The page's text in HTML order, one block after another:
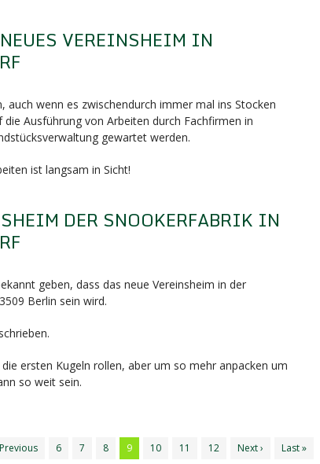
VEREINSHEIM IN
auch wenn es zwischendurch immer mal ins Stocken
Ausführung von Arbeiten durch Fachfirmen in
gewartet werden.
ist langsam in Sicht!
DER SNOOKERFABRIK IN
geben, dass das neue Vereinsheim in der
Berlin sein wird.
ersten Kugeln rollen, aber um so mehr anpacken um
so weit sein.
6 7 8 9 10 11 12 Next › Last »